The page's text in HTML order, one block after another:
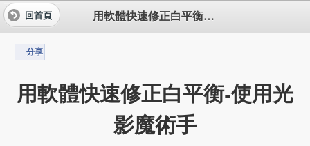
用軟體快速修正白平衡-使用光影魔術手
回首頁
分享
用軟體快速修正白平衡-使用光
影魔術手